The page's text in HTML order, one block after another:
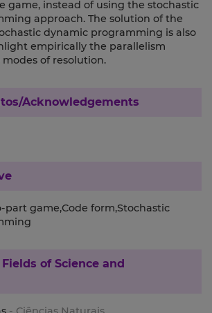
game, instead of using the stochastic
approach. The solution of the
dynamic programming is also
empirically the parallelism
of resolution.
Acknowledgements
part game,Code form,Stochastic
Fields of Science and